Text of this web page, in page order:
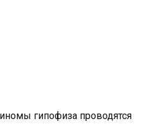
гипофиза проводятся